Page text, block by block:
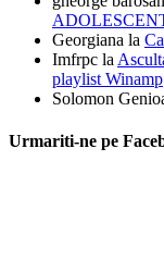
Georgiana la
Imfrpc la
playlist Winamp
Solomon
Urmariti-ne pe